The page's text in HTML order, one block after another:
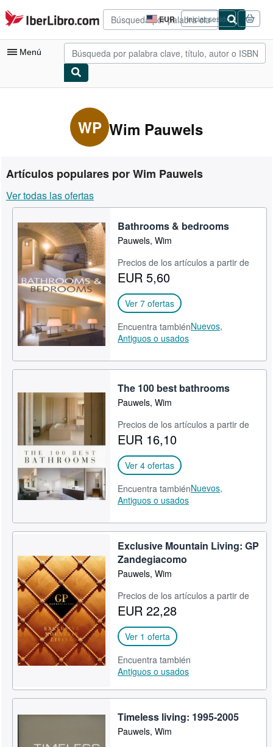
Pasar al contenido principal
IberLibro.com EUR
Preferencias
de
compra
del
Iniciar sesión
Menú
Consultar mis pedidos
Búsqueda avanzada
Libros antiguos
Arte y coleccionismo
Vendedores
Comenzar a vender
Ayuda
CERRAR
WP Wim Pauwels
Artículos populares por Wim Pauwels
Ver todas las ofertas
Bathrooms & bedrooms
Pauwels, Wim
Precios de los artículos a partir de
EUR 5,60
Ver 7 ofertas
Encuentra tambiénNuevos,
Antiguos o usados
The 100 best bathrooms
Pauwels, Wim
Precios de los artículos a partir de
EUR 16,10
Ver 4 ofertas
Encuentra tambiénNuevos,
Antiguos o usados
Exclusive Mountain Living: GP
Zandegiacomo
Pauwels, Wim
Precios de los artículos a partir de
EUR 22,28
Ver 1 oferta
Encuentra también
Antiguos o usados
Timeless living: 1995-2005
Pauwels, Wim